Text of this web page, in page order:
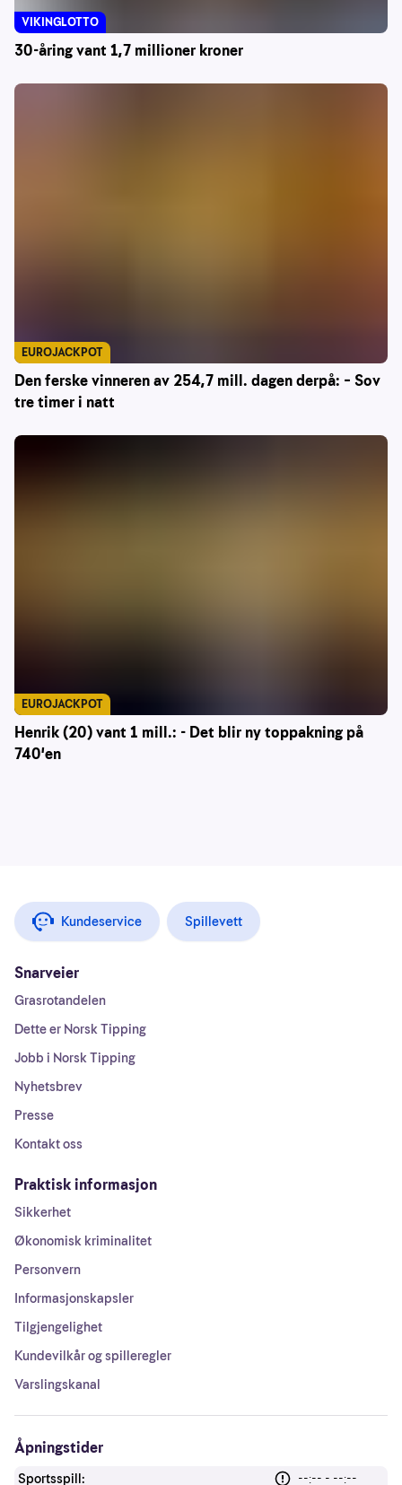
30-åring vant 1,7 millioner kroner
VIKINGLOTTO
Den ferske vinneren av 254,7 mill. dagen derpå: – Sov
tre timer i natt
EUROJACKPOT
Henrik (20) vant 1 mill.: - Det blir ny toppakning på
740'en
EUROJACKPOT
Kundeservice Spillevett
Snarveier
Grasrotandelen
Dette er Norsk Tipping
Jobb i Norsk Tipping
Nyhetsbrev
Presse
Kontakt oss
Praktisk informasjon
Sikkerhet
Økonomisk kriminalitet
Personvern
Informasjonskapsler
Tilgjengelighet
Kundevilkår og spilleregler
Varslingskanal
Åpningstider
Sportsspill: --:-- - --:--